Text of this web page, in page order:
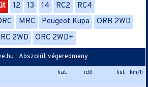
12 13 14 RC2
RC4
MRC Peugeot Kupa
ORB 2WD
2WD
ORC 2WD+
- Abszolút végeredmeny
kat. idő kül. km/h